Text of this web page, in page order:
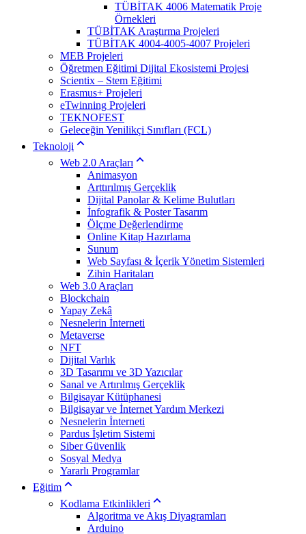
TÜBİTAK 4006 Matematik Proje
Örnekleri
TÜBİTAK Araştırma Projeleri
TÜBİTAK 4004-4005-4007 Projeleri
MEB Projeleri
Öğretmen Eğitimi Dijital Ekosistemi Projesi
Scientix – Stem Eğitimi
Erasmus+ Projeleri
eTwinning Projeleri
TEKNOFEST
Geleceğin Yenilikçi Sınıfları (FCL)
Teknoloji
Web 2.0 Araçları
Animasyon
Arttırılmış Gerçeklik
Dijital Panolar & Kelime Bulutları
İnfografik & Poster Tasarım
Ölçme Değerlendirme
Online Kitap Hazırlama
Sunum
Web Sayfası & İçerik Yönetim Sistemleri
Zihin Haritaları
Web 3.0 Araçları
Blockchain
Yapay Zekâ
Nesnelerin İnterneti
Metaverse
NFT
Dijital Varlık
3D Tasarımı ve 3D Yazıcılar
Sanal ve Artırılmış Gerçeklik
Bilgisayar Kütüphanesi
Bilgisayar ve İnternet Yardım Merkezi
Nesnelerin İnterneti
Pardus İşletim Sistemi
Siber Güvenlik
Sosyal Medya
Yararlı Programlar
Eğitim
Kodlama Etkinlikleri
Algoritma ve Akış Diyagramları
Arduino